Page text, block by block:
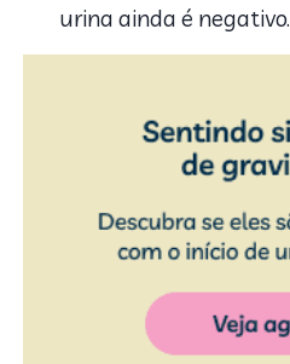
urina ainda é negativo.